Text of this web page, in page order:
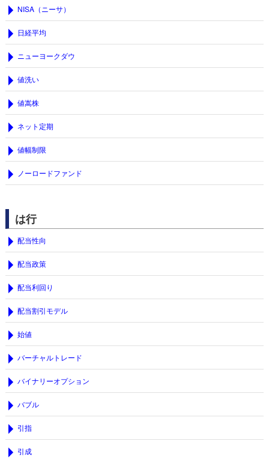
NISA（ニーサ）
日経平均
ニューヨークダウ
値洗い
値嵩株
ネット定期
値幅制限
ノーロードファンド
は行
配当性向
配当政策
配当利回り
配当割引モデル
始値
バーチャルトレード
バイナリーオプション
バブル
引指
引成